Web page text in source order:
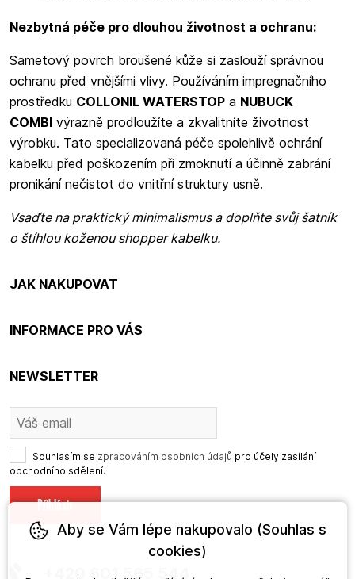
Nezbytná péče pro dlouhou životnost a ochranu:
Sametový povrch broušené kůže si zaslouží správnou
ochranu před vnějšími vlivy. Používáním impregnačního
prostředku COLLONIL WATERSTOP a NUBUCK
COMBI výrazně prodloužíte a zkvalitníte životnost
výrobku. Tato specializovaná péče spolehlivě ochrání
kabelku před poškozením při zmoknutí a účinně zabrání
pronikání nečistot do vnitřní struktury usně.
Vsaďte na praktický minimalismus a doplňte svůj šatník
o štíhlou koženou shopper kabelku.
JAK NAKUPOVAT
INFORMACE PRO VÁS
NEWSLETTER
Souhlasím se zpracováním osobních údajů pro účely zasílání
obchodního sdělení.
+420 601 565 544
Aby se Vám lépe nakupovalo (Souhlas s
cookies)